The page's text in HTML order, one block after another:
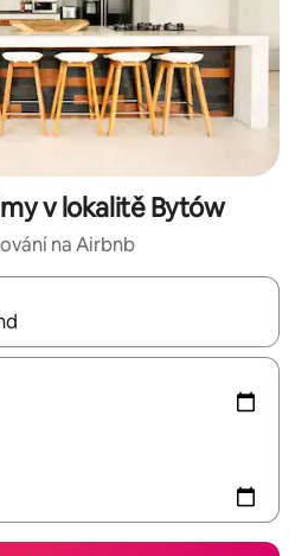
v lokalitě Bytów
na Airbnb
můžeš si je procházet pomocí